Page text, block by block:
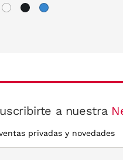
a nuestra
privadas y novedades